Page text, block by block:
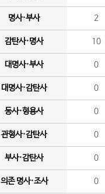
명사·부사 2
감탄사·명사 10
대명사·부사 0
대명사·감탄사 0
동사·형용사 0
관형사·감탄사 0
부사·감탄사 0
의존 명사·조사 0